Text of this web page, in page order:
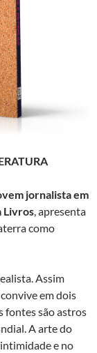
jornalista em
Livros, apresenta
como
Assim
em dois
fontes são astros
A arte do
e no